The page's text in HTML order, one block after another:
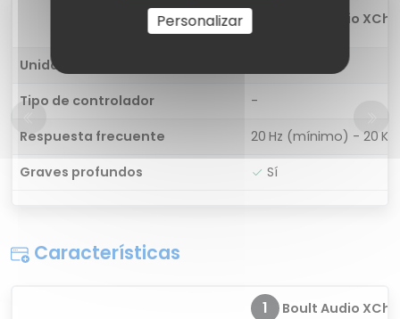
Boult Audio
Unidad de controlador
Tipo de controlador
-
Respuesta frecuente
20 Hz (mínimo) - 20
Graves profundos
Sí
Características
1 Boult Audio
Personalizar